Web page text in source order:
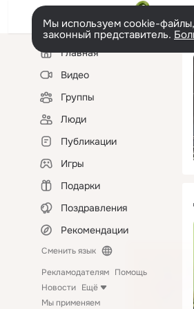
Мы используем cookie-
законный представитель.
Левая
колонкаГлавная
Видео
Группы
Люди
Публикации
Игры
Подарки
Поздравления
Рекомендации
Сменить язык
Рекламодателям Помощь
Новости Ещё
Мы применяем